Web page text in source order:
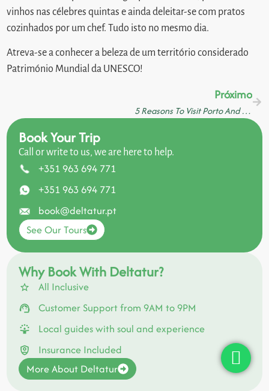
vinhos nas célebres quintas e ainda deleitar-se com pratos
cozinhados por um chef. Tudo isto no mesmo dia.
Atreva-se a conhecer a beleza de um território considerado
Património Mundial da UNESCO!
Próximo
5 Reasons To Visit Porto And The Douro Wine Region On The Same Trip
Book Your Trip
Call or write to us, we are here to help.
+351 963 694 771
+351 963 694 771
book@deltatur.pt
See Our Tours
Why Book With Deltatur?
All Inclusive
Customer Support from 9AM to 9PM
Local guides with soul and experience
Insurance Included
More About Deltatur